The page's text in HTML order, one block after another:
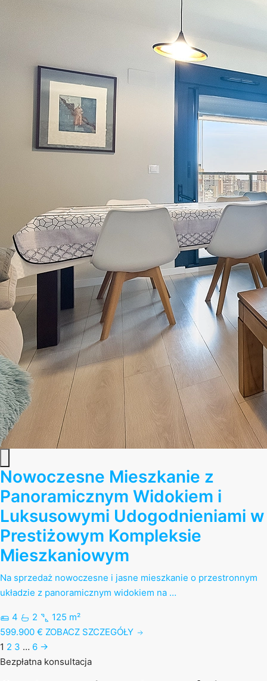
Nowoczesne Mieszkanie z
Panoramicznym Widokiem i
Luksusowymi Udogodnieniami w
Prestiżowym Kompleksie
Mieszkaniowym
Na sprzedaż nowoczesne i jasne mieszkanie o przestronnym
układzie z panoramicznym widokiem na …
4 2
125 m²
599.900 € ZOBACZ SZCZEGÓŁY
1 2 3 … 6 →
Bezpłatna konsultacja